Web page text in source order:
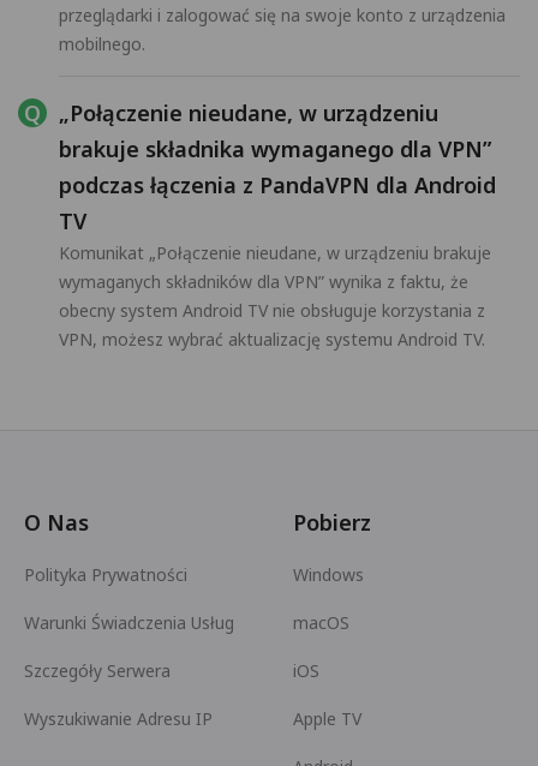
przeglądarki i zalogować się na swoje konto z urządzenia
mobilnego.
„Połączenie nieudane, w urządzeniu
brakuje składnika wymaganego dla VPN”
podczas łączenia z PandaVPN dla Android
TV
Komunikat „Połączenie nieudane, w urządzeniu brakuje
wymaganych składników dla VPN” wynika z faktu, że
obecny system Android TV nie obsługuje korzystania z
VPN, możesz wybrać aktualizację systemu Android TV.
O Nas
Polityka Prywatności
Warunki Świadczenia Usług
Szczegóły Serwera
Wyszukiwanie Adresu IP
Pobierz
Windows
macOS
iOS
Apple TV